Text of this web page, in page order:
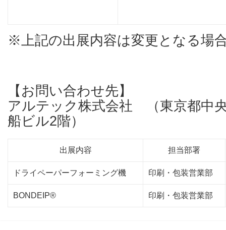
※上記の出展内容は変更となる場
【お問い合わせ先】
アルテック株式会社 （東京都中
船ビル2階）
出展内容 担当部署
ドライペーパーフォーミング機 印刷・包装営業部
BONDEIP® 印刷・包装営業部